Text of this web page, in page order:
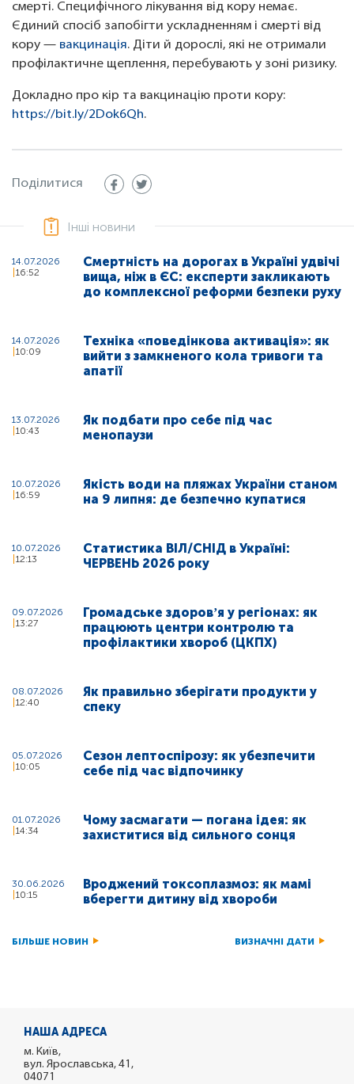
смерті. Специфічного лікування від кору немає.
Єдиний спосіб запобігти ускладненням і смерті від
кору — вакцинація. Діти й дорослі, які не отримали
профілактичне щеплення, перебувають у зоні ризику.
Докладно про кір та вакцинацію проти кору:
https://bit.ly/2Dok6Qh.
Поділитися
Інші новини
14.07.2026
16:52
Смертність на дорогах в Україні удвічі
вища, ніж в ЄС: експерти закликають
до комплексної реформи безпеки руху
14.07.2026
10:09
Техніка «поведінкова активація»: як
вийти з замкненого кола тривоги та
апатії
13.07.2026
10:43
Як подбати про себе під час
менопаузи
10.07.2026
16:59
Якість води на пляжах України станом
на 9 липня: де безпечно купатися
10.07.2026
12:13
Статистика ВІЛ/СНІД в Україні:
ЧЕРВЕНЬ 2026 року
09.07.2026
13:27
Громадське здоровʼя у регіонах: як
працюють центри контролю та
профілактики хвороб (ЦКПХ)
08.07.2026
12:40
Як правильно зберігати продукти у
спеку
05.07.2026
10:05
Сезон лептоспірозу: як убезпечити
себе під час відпочинку
01.07.2026
14:34
Чому засмагати — погана ідея: як
захиститися від сильного сонця
30.06.2026
10:15
Вроджений токсоплазмоз: як мамі
вберегти дитину від хвороби
БІЛЬШЕ НОВИН ВИЗНАЧНІ ДАТИ
НАША АДРЕСА
м. Київ,
вул. Ярославська, 41,
04071